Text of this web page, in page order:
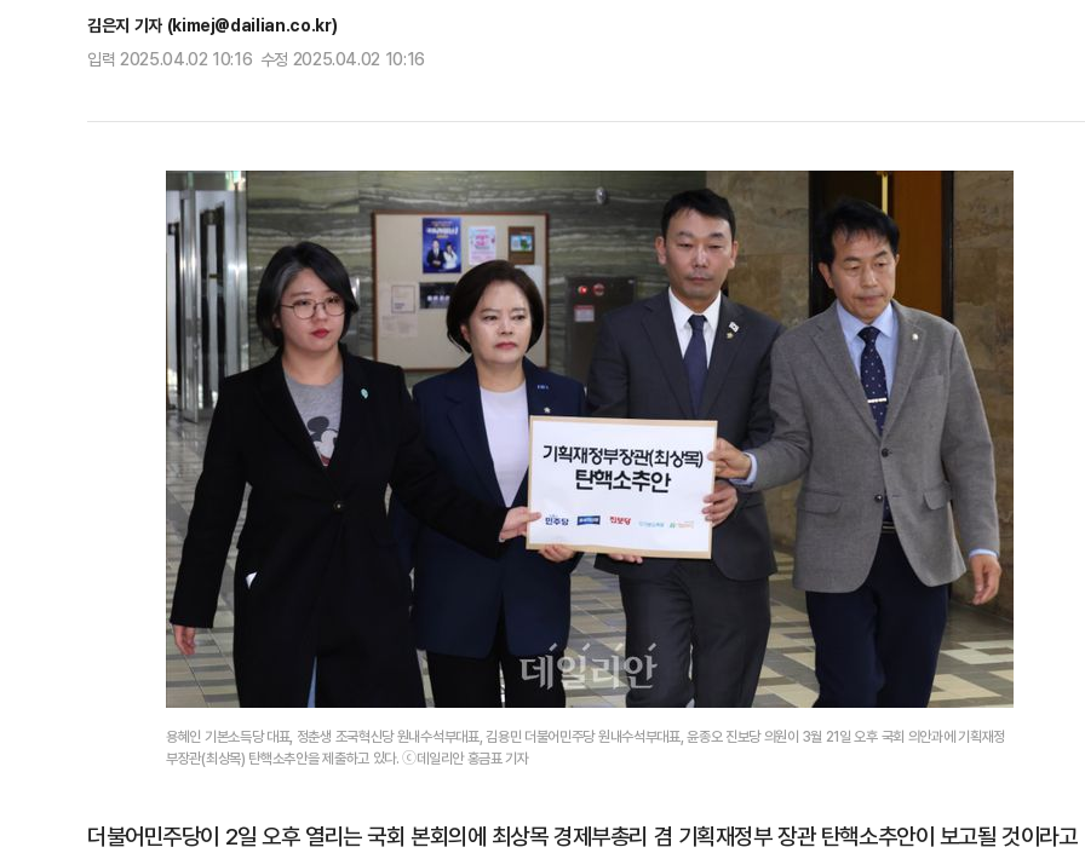
김은지 기자 (kimej@dailian.co.kr)
입력 2025.04.02 10:16 수정 2025.04.02 10:16
용혜인 기본소득당 대표, 정춘생 조국혁신당 원내수석부대표, 김용민 더불어민주당 원내수석부대표, 윤종오 진보당 의원이 3월 21일 오후 국회 의안과에 기획재정
부장관(최상목) 탄핵소추안을 제출하고 있다. ⓒ데일리안 홍금표 기자
더불어민주당이 2일 오후 열리는 국회 본회의에 최상목 경제부총리 겸 기획재정부 장관 탄핵소추안이 보고될 것이라고
1
[속보] '길이 1.5m' 안동 물놀
이 출몰…한때 시민 대피 소동
"편해서 매일 신었는데"...전문
'크록스'의 숨은 위험
송영길·김민석, '조희대 탄핵
법사위원들 "즉시 대법관 제
박지원이 본 호남 당심…"李
함께한 김민석에 갈 것"
SK하이닉스, 주당 375원 분
가 주주환원책 3분기 발표